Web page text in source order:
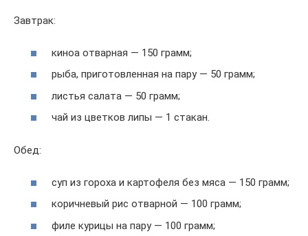
Завтрак:
киноа отварная — 150 грамм;
рыба, приготовленная на пару — 50 грамм;
листья салата — 50 грамм;
чай из цветков липы — 1 стакан.
Обед:
суп из гороха и картофеля без мяса — 150 грамм;
коричневый рис отварной — 100 грамм;
филе курицы на пару — 100 грамм;